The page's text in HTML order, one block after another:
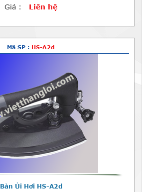
Giá : Liên hệ
Mã SP : HS-A2d
Bàn Ủi Hơi HS-A2d